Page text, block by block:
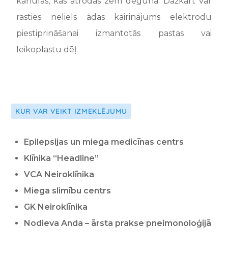
rasties neliels ādas kairinājums elektrodu
piestiprināšanai izmantotās pastas vai
leikoplastu dēļ.
KUR VAR VEIKT IZMEKLĒJUMU
Epilepsijas un miega medicīnas centrs
Klīnika “Headline”
VCA Neiroklīnika
Miega slimību centrs
GK Neiroklīnika
Nodieva Anda – ārsta prakse pneimonoloģijā